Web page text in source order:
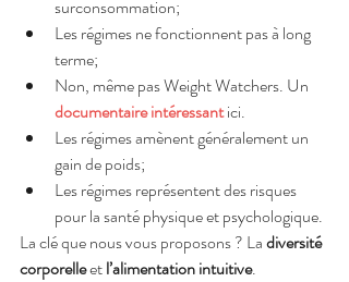
surconsommation;
Les régimes ne fonctionnent pas à long
terme;
Non, même pas Weight Watchers. Un
documentaire intéressant ici.
Les régimes amènent généralement un
gain de poids;
Les régimes représentent des risques
pour la santé physique et psychologique.
La clé que nous vous proposons ? La diversité
corporelle et l’alimentation intuitive.